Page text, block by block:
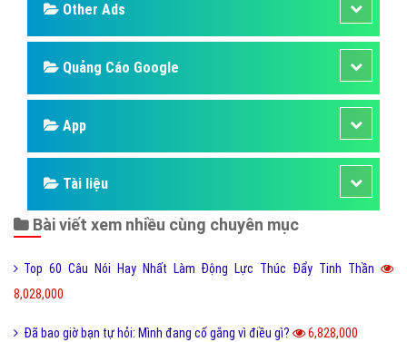
Other Ads
Quảng Cáo Google
App
Tài liệu
Bài viết xem nhiều cùng chuyên mục
Top 60 Câu Nói Hay Nhất Làm Động Lực Thúc Đẩy Tinh Thần
8,028,000
Đã bao giờ bạn tự hỏi: Mình đang cố gắng vì điều gì? 6,828,000